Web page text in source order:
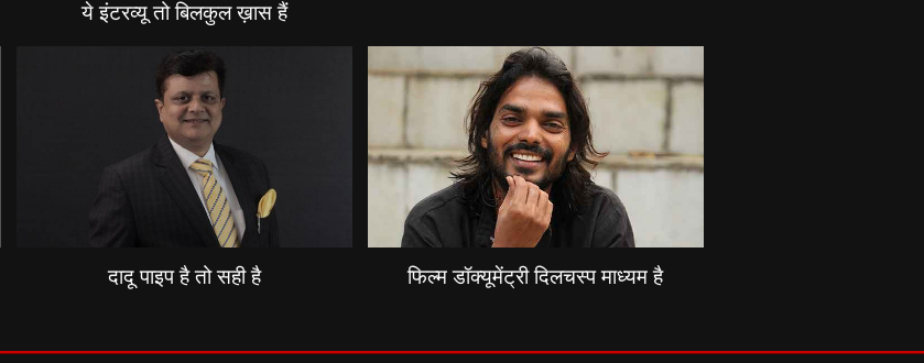
ये इंटरव्यू तो बिलकुल ख़ास हैं
दादू पाइप है तो सही है फिल्म डॉक्यूमेंट्री दिलचस्प माध्यम है